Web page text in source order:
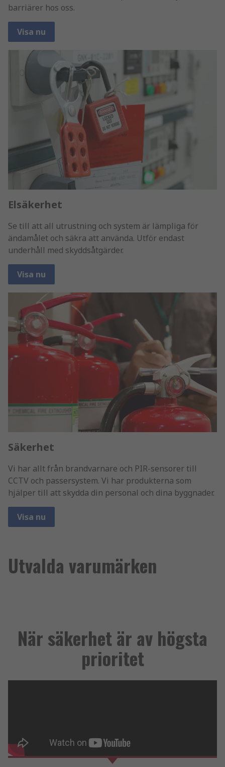
barriärer hos oss.
Visa nu
Elsäkerhet
Se till att all utrustning och system är lämpliga för
ändamålet och säkra att använda. Utför endast
underhåll med skyddsåtgärder.
Visa nu
Säkerhet
Vi har allt från brandvarnare och PIR-sensorer till
CCTV och passersystem. Vi har produkterna som
hjälper till att skydda din personal och dina byggnader.
Visa nu
Utvalda varumärken
När säkerhet är av högsta
prioritet